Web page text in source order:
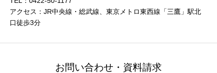
アクセス：JR中央線・総武線、東京メトロ東西線「三鷹」駅北
口徒歩3分
お問い合わせ・資料請求